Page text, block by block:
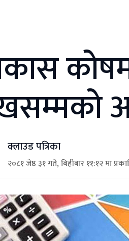
क्लाउड पत्रिका
२०८१ जेष्ठ ३१ गते, बिहीबार ११:१२ मा